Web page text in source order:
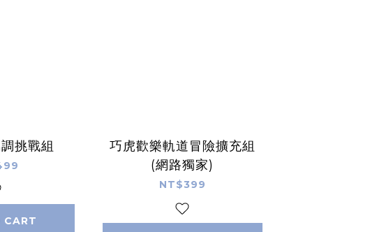
挑戰組
巧虎歡樂軌道冒險擴充組
(網路獨家)
NT$399